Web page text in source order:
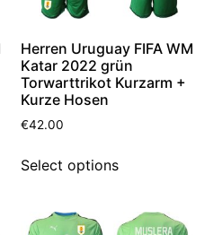
Herren Uruguay FIFA WM
Katar 2022 grün
Torwarttrikot Kurzarm +
Kurze Hosen
€42.00
Select options